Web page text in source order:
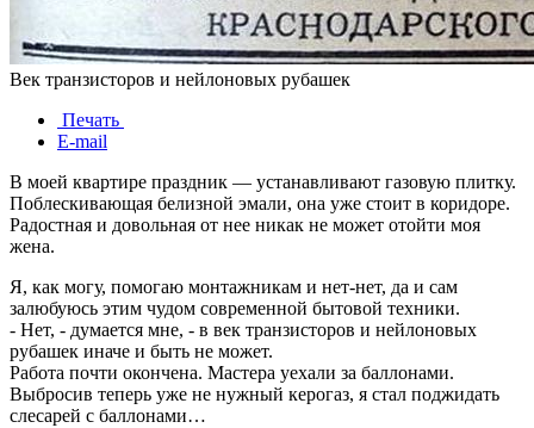
Век транзисторов и нейлоновых рубашек
Печать
E-mail
В моей квартире праздник — устанавливают газовую плитку.
Поблескивающая белизной эмали, она уже стоит в коридоре.
Радостная и довольная от нее никак не может отойти моя
жена.
Я, как могу, помогаю монтажникам и нет-нет, да и сам
залюбуюсь этим чудом современной бытовой техники.
- Нет, - думается мне, - в век транзисторов и нейлоновых
рубашек иначе и быть не может.
Работа почти окончена. Мастера уехали за баллонами.
Выбросив теперь уже не нужный керогаз, я стал поджидать
слесарей с баллонами…